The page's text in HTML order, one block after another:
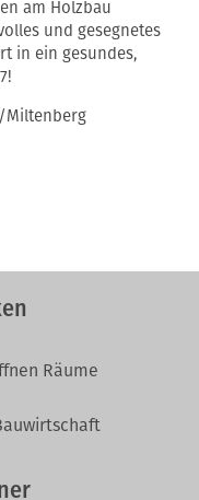
am Holzbau
und gesegnetes
in ein gesundes,
Miltenberg